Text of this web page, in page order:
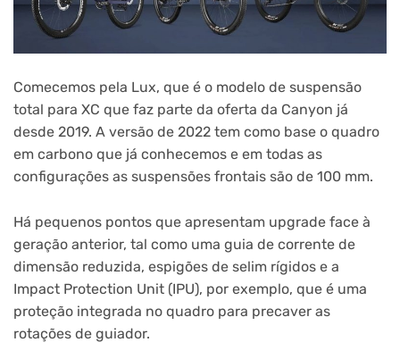
Comecemos pela Lux, que é o modelo de suspensão
total para XC que faz parte da oferta da Canyon já
desde 2019. A versão de 2022 tem como base o quadro
em carbono que já conhecemos e em todas as
configurações as suspensões frontais são de 100 mm.
Há pequenos pontos que apresentam upgrade face à
geração anterior, tal como uma guia de corrente de
dimensão reduzida, espigões de selim rígidos e a
Impact Protection Unit (IPU), por exemplo, que é uma
proteção integrada no quadro para precaver as
rotações de guiador.